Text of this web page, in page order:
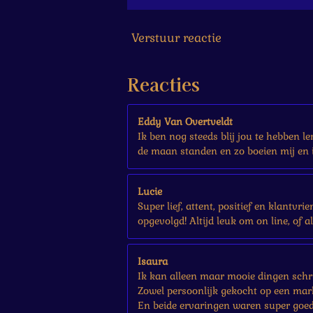
7
Verstuur reactie
Reacties
Eddy Van Overtveldt
Ik ben nog steeds blij jou te hebben
de maan standen en zo boeien mij
Lucie
Super lief, attent, positief en
opgevolgd! Altijd leuk om on line, of
Isaura
Ik kan alleen maar mooie dingen
Zowel persoonlijk gekocht op een
En beide ervaringen waren super